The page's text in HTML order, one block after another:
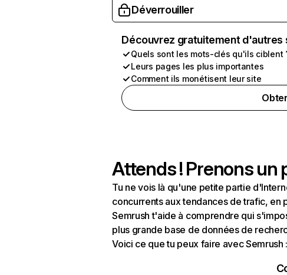
Déverrouiller
Découvrez gratuitement
Quels sont les mots-clés qu'ils ciblent
Leurs pages les plus importantes
Comment ils monétisent leur site
Attends ! Prenons un
Tu ne vois là qu'une petite partie
concurrents aux tendances de trafic, en
Semrush t'aide à comprendre qui
plus grande base de données de
Voici ce que tu peux faire avec Semrush